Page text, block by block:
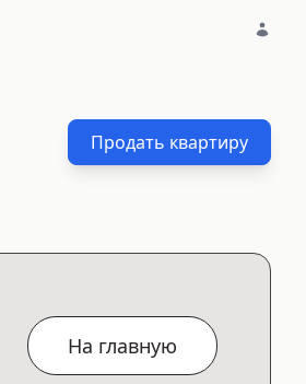
Продать квартиру
На главную